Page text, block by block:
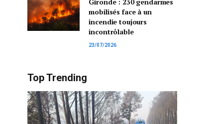
mobilisés face à un
incendie toujours
incontrôlable
23/07/2026
Top Trending